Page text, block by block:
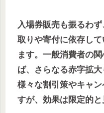
入場券販売も振るわ
取りや寄付に依存し
ます。一般消費者の
ば、さらなる赤字拡
様々な割引策やキャ
すが、効果は限定的と